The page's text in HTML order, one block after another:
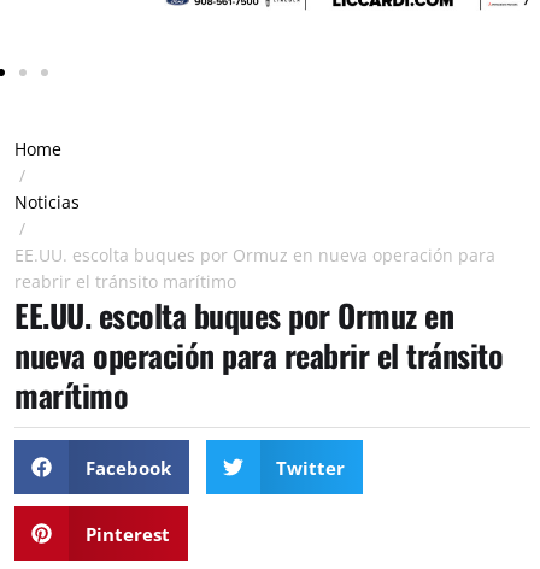
Home
/
Noticias
/
EE.UU. escolta buques por Ormuz en nueva operación para
reabrir el tránsito marítimo
EE.UU. escolta buques por Ormuz en
nueva operación para reabrir el tránsito
marítimo
Facebook Twitter
Pinterest